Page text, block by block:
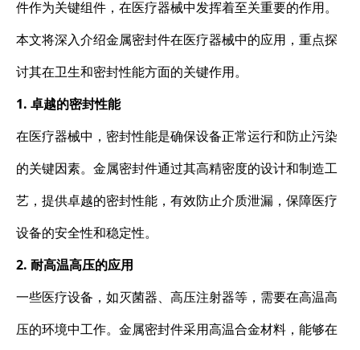
件作为关键组件，在医疗器械中发挥着至关重要的作用。
本文将深入介绍金属密封件在医疗器械中的应用，重点探
讨其在卫生和密封性能方面的关键作用。
1. 卓越的密封性能
在医疗器械中，密封性能是确保设备正常运行和防止污染
的关键因素。金属密封件通过其高精密度的设计和制造工
艺，提供卓越的密封性能，有效防止介质泄漏，保障医疗
设备的安全性和稳定性。
2. 耐高温高压的应用
一些医疗设备，如灭菌器、高压注射器等，需要在高温高
压的环境中工作。金属密封件采用高温合金材料，能够在